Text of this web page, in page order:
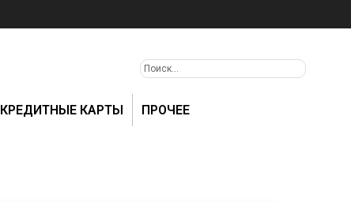
КРЕДИТНЫЕ КАРТЫ ПРОЧЕЕ